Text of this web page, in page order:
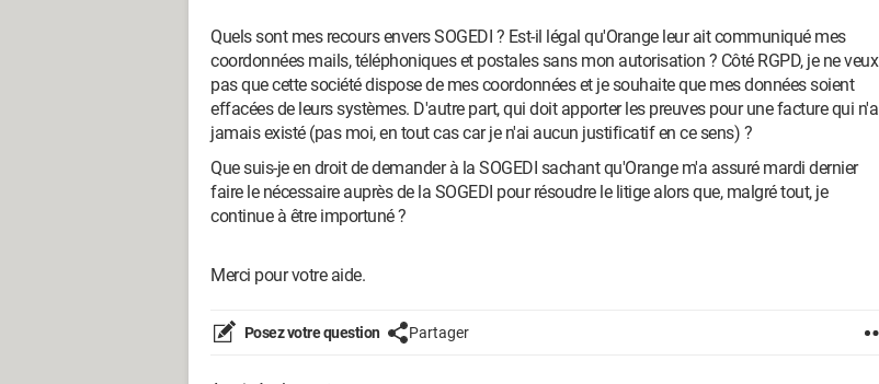
Quels sont mes recours envers SOGEDI ? Est-il légal qu'Orange leur ait communiqué mes
coordonnées mails, téléphoniques et postales sans mon autorisation ? Côté RGPD, je ne veux
pas que cette société dispose de mes coordonnées et je souhaite que mes données soient
effacées de leurs systèmes. D'autre part, qui doit apporter les preuves pour une facture qui n'a
jamais existé (pas moi, en tout cas car je n'ai aucun justificatif en ce sens) ?
Que suis-je en droit de demander à la SOGEDI sachant qu'Orange m'a assuré mardi dernier
faire le nécessaire auprès de la SOGEDI pour résoudre le litige alors que, malgré tout, je
continue à être importuné ?
Merci pour votre aide.
Posez votre question Partager